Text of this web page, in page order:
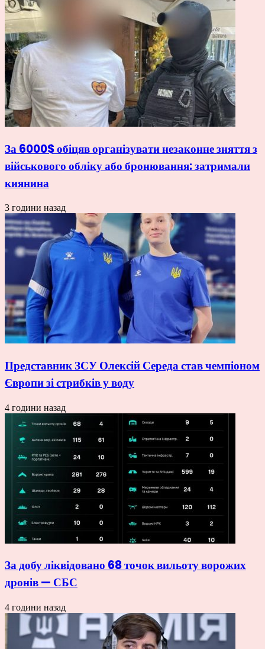
За 6000$ обіцяв організувати незаконне зняття з
військового обліку або бронювання: затримали
киянина
3 години назад
Представник ЗСУ Олексій Середа став чемпіоном
Європи зі стрибків у воду
4 години назад
За добу ліквідовано 68 точок вильоту ворожих
дронів — СБС
4 години назад